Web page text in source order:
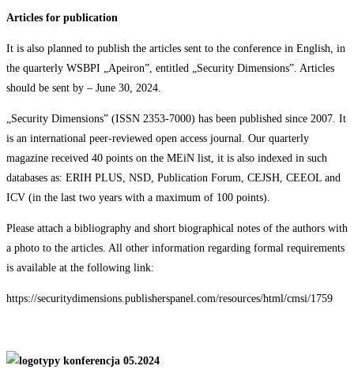
Articles for publication
It is also planned to publish the articles sent to the conference in English, in
the quarterly WSBPI „Apeiron”, entitled „Security Dimensions”. Articles
should be sent by – June 30, 2024.
„Security Dimensions” (ISSN 2353-7000) has been published since 2007. It
is an international peer-reviewed open access journal. Our quarterly
magazine received 40 points on the MEiN list, it is also indexed in such
databases as: ERIH PLUS, NSD, Publication Forum, CEJSH, CEEOL and
ICV (in the last two years with a maximum of 100 points).
Please attach a bibliography and short biographical notes of the authors with
a photo to the articles. All other information regarding formal requirements
is available at the following link:
https://securitydimensions.publisherspanel.com/resources/html/cmsi/1759